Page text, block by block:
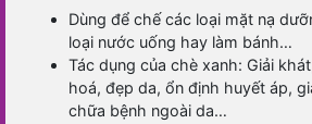
Dùng để chế các loại mặt nạ
loại nước uống hay làm bánh…
Tác dụng của chè xanh: Giải
hoá, đẹp da, ổn định huyết áp,
chữa bệnh ngoài da…